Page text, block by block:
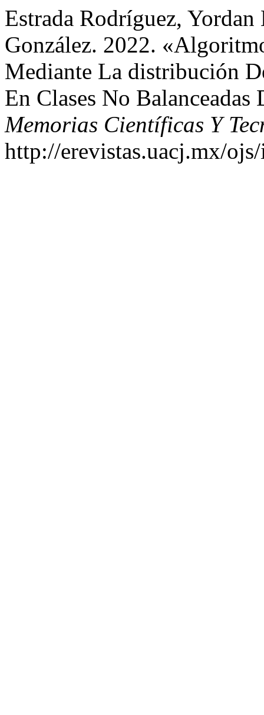
Estrada Rodríguez,
González. 2022.
Mediante La distribución
En Clases No
Memorias Científicas Y
http://erevistas.uacj.mx/